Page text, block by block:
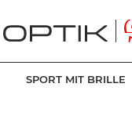
SPORT MIT BRILLE